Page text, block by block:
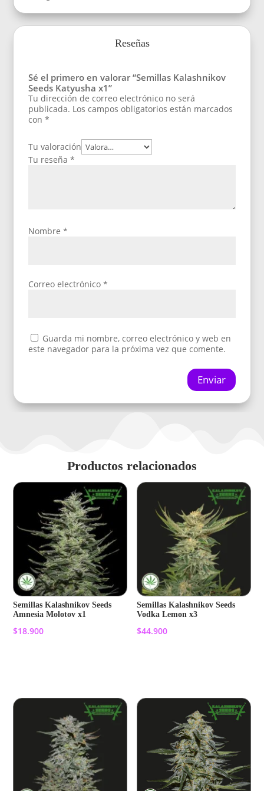
Reseñas
Sé el primero en valorar “Semillas Kalashnikov
Seeds Katyusha x1”
Tu dirección de correo electrónico no será
publicada. Los campos obligatorios están marcados
con*
Tu valoración
Tu reseña*
Nombre*
Correo electrónico*
Guarda mi nombre, correo electrónico y web en
este navegador para la próxima vez que comente.
Enviar
Productos relacionados
Semillas Kalashnikov Seeds
Amnesia Molotov x1
$18.900
Semillas Kalashnikov Seeds
Vodka Lemon x3
$44.900